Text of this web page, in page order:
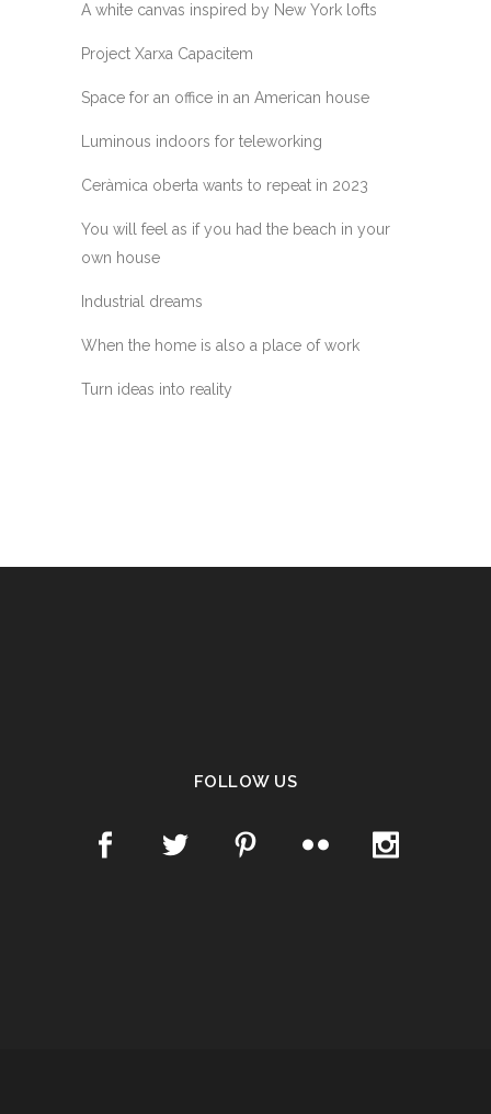
A white canvas inspired by New York lofts
Project Xarxa Capacitem
Space for an office in an American house
Luminous indoors for teleworking
Ceràmica oberta wants to repeat in 2023
You will feel as if you had the beach in your
own house
Industrial dreams
When the home is also a place of work
Turn ideas into reality
FOLLOW US